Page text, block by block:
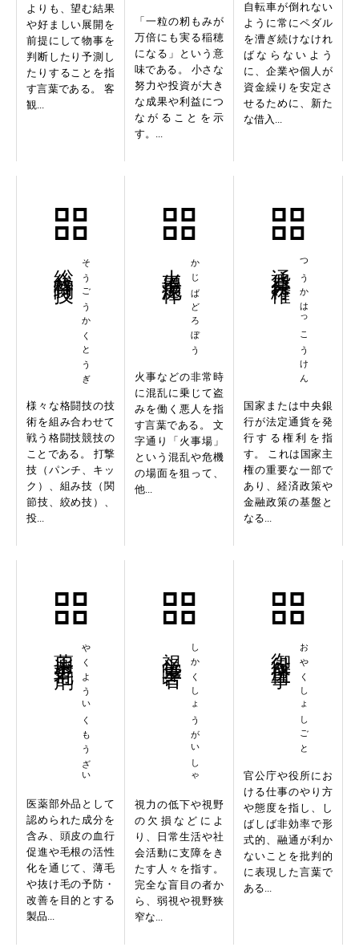
よりも、望む結果
や好ましい展開を
前提にして物事を
判断したり予測し
たりすることを指
す言葉である。 客
観...
「一粒の籾もみが
万倍にも実る稲穂
になる」という意
味である。 小さな
努力や投資が大き
な成果や利益につ
ながることを示
す。...
自転車が倒れない
ように常にペダル
を漕ぎ続けなけれ
ばならないよう
に、企業や個人が
資金繰りを安定さ
せるために、新た
な借入...
そうごうかくとうぎ
様々な格闘技の技
術を組み合わせて
戦う格闘技競技の
ことである。 打撃
技（パンチ、キッ
ク）、組み技（関
節技、絞め技）、
投...
かじばどろぼう
火事などの非常時
に混乱に乗じて盗
みを働く悪人を指
す言葉である。 文
字通り「火事場」
という混乱や危機
の場面を狙って、
他...
つうかはっこうけん
国家または中央銀
行が法定通貨を発
行する権利を指
す。 これは国家主
権の重要な一部で
あり、経済政策や
金融政策の基盤と
なる...
やくよういくもうざい
医薬部外品として
認められた成分を
含み、頭皮の血行
促進や毛根の活性
化を通じて、薄毛
や抜け毛の予防・
改善を目的とする
製品...
しかくしょうがいしゃ
視力の低下や視野
の欠損などによ
り、日常生活や社
会活動に支障をき
たす人々を指す。
完全な盲目の者か
ら、弱視や視野狭
窄な...
おやくしょしごと
官公庁や役所にお
ける仕事のやり方
や態度を指し、し
ばしば非効率で形
式的、融通が利か
ないことを批判的
に表現した言葉で
ある...